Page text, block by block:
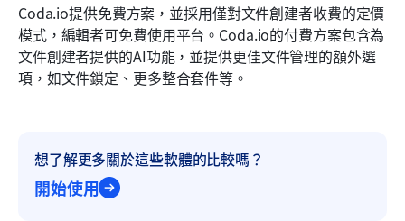
Coda.io提供免費方案，並採用僅對文件創建者收費的定價
模式，編輯者可免費使用平台。Coda.io的付費方案包含為
文件創建者提供的AI功能，並提供更佳文件管理的額外選
項，如文件鎖定、更多整合套件等。
想了解更多關於這些軟體的比較嗎？
開始使用